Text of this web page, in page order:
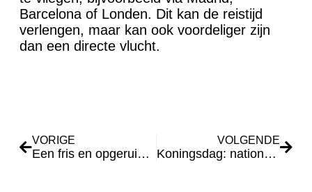
Barcelona of Londen. Dit kan de reistijd
verlengen, maar kan ook voordeliger zijn
dan een directe vlucht.
VORIGE
Een fris en opgeruimd huis
VOLGENDE
Koningsdag: nationale feestdag